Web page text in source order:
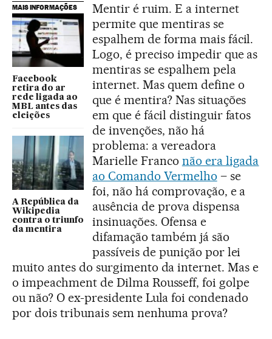
MAIS INFORMAÇÕES
Facebook
retira do ar
rede ligada ao
MBL antes das
eleições
A República da
Wikipedia
contra o triunfo
da mentira
Mentir é ruim. E a internet
permite que mentiras se
espalhem de forma mais fácil.
Logo, é preciso impedir que as
mentiras se espalhem pela
internet. Mas quem define o
que é mentira? Nas situações
em que é fácil distinguir fatos
de invenções, não há
problema: a vereadora
Marielle Franco não era ligada
ao Comando Vermelho – se
foi, não há comprovação, e a
ausência de prova dispensa
insinuações. Ofensa e
difamação também já são
passíveis de punição por lei
muito antes do surgimento da internet. Mas e
o impeachment de Dilma Rousseff, foi golpe
ou não? O ex-presidente Lula foi condenado
por dois tribunais sem nenhuma prova?